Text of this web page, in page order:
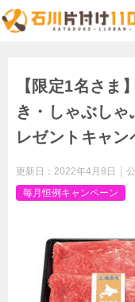
【限定1名さま
き・しゃぶし
レゼントキャン
更新日： 2022年4月8日
毎月恒例キャンペーン